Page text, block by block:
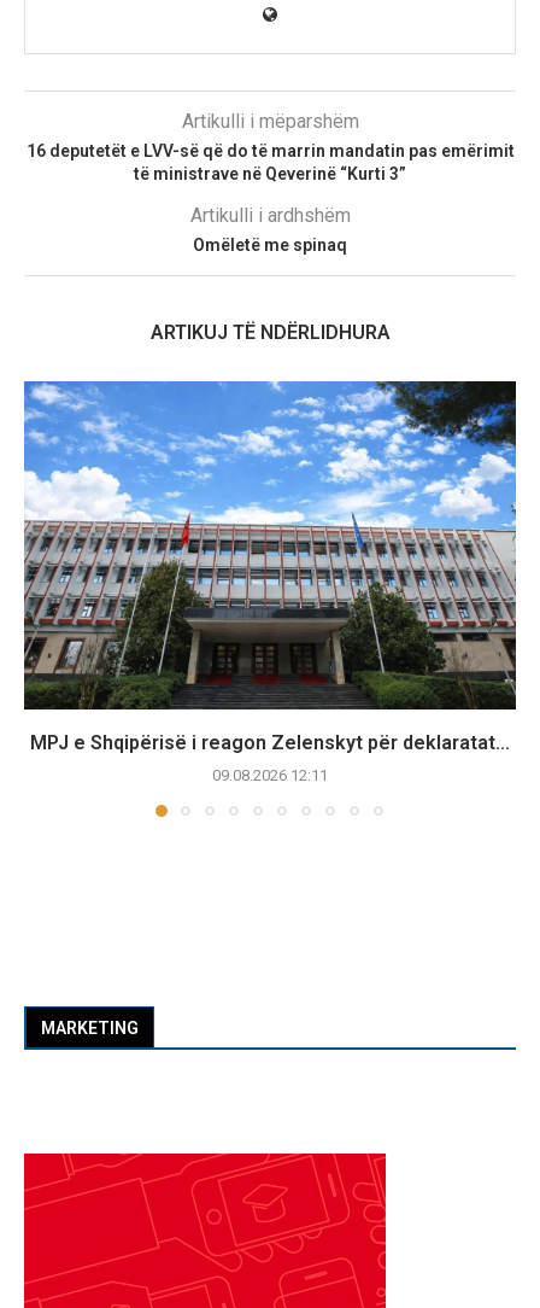
Artikulli i mëparshëm
16 deputetët e LVV-së që do të marrin mandatin pas emërimit
të ministrave në Qeverinë “Kurti 3”
Artikulli i ardhshëm
Omëletë me spinaq
ARTIKUJ TË NDËRLIDHURA
MPJ e Shqipërisë i reagon Zelenskyt për deklaratat...
09.08.2026 12:11
MARKETING